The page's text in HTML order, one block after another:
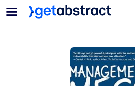
菜单
面向团队与管理者
为您的员工配备关键的人工智能技能。
面向人工智能系统